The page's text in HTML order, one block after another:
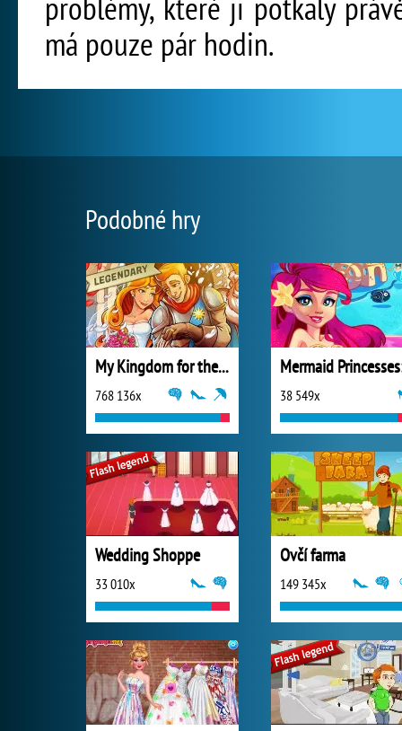
má pouze pár hodin.
Podobné hry
My Kingdom for the Princess Plná verze
768 136x 38 549x
Wedding Shoppe
33 010x
Ovčí farma
149 345x